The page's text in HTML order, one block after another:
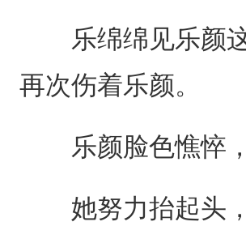
乐绵绵见乐颜这
再次伤着乐颜。
乐颜脸色憔悴，
她努力抬起头，